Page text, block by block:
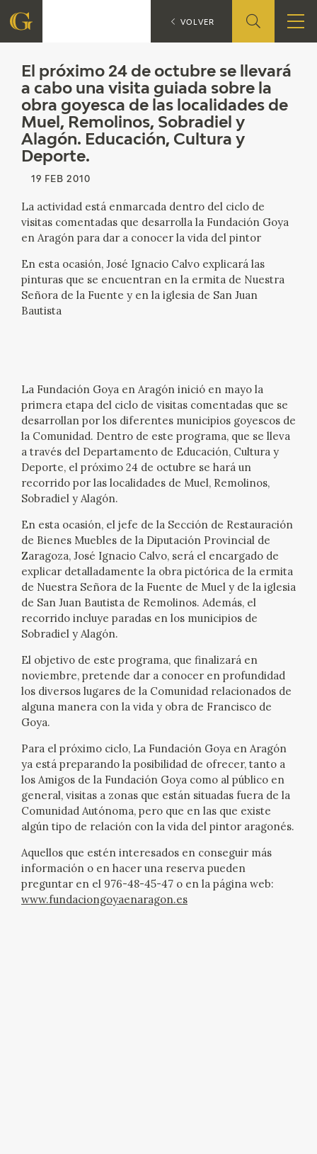
FUNDACIÓN
QUIENES SOMOS
CENTRO DE INVESTIGACIÓN Y DOCUMENTACIÓN
ACCIÓN CORPORATIVA
SEDE
CONTACTO
PROGRAMACIÓN
SALA DE PRENSA
BLOG CUADERNO ITALIANO
CRONOLOGÍA
EL VIAJE DE GOYA
CATÁLOGO
GOYA EN EL MUNDO
GOYA EN ARAGÓN
PREMIO ARAGÓN GOYA
EDICIONES
TIENDA
El próximo 24 de octubre se llevará
a cabo una visita guiada sobre la
obra goyesca de las localidades de
Muel, Remolinos, Sobradiel y
Alagón. Educación, Cultura y
Deporte.
19 FEB 2010
La actividad está enmarcada dentro del ciclo de
visitas comentadas que desarrolla la Fundación Goya
en Aragón para dar a conocer la vida del pintor
En esta ocasión, José Ignacio Calvo explicará las
pinturas que se encuentran en la ermita de Nuestra
Señora de la Fuente y en la iglesia de San Juan
Bautista
La Fundación Goya en Aragón inició en mayo la
primera etapa del ciclo de visitas comentadas que se
desarrollan por los diferentes municipios goyescos de
la Comunidad. Dentro de este programa, que se lleva
a través del Departamento de Educación, Cultura y
Deporte, el próximo 24 de octubre se hará un
recorrido por las localidades de Muel, Remolinos,
Sobradiel y Alagón.
En esta ocasión, el jefe de la Sección de Restauración
de Bienes Muebles de la Diputación Provincial de
Zaragoza, José Ignacio Calvo, será el encargado de
explicar detalladamente la obra pictórica de la ermita
de Nuestra Señora de la Fuente de Muel y de la iglesia
de San Juan Bautista de Remolinos. Además, el
recorrido incluye paradas en los municipios de
Sobradiel y Alagón.
El objetivo de este programa, que finalizará en
noviembre, pretende dar a conocer en profundidad
los diversos lugares de la Comunidad relacionados de
alguna manera con la vida y obra de Francisco de
Goya.
Para el próximo ciclo, La Fundación Goya en Aragón
ya está preparando la posibilidad de ofrecer, tanto a
los Amigos de la Fundación Goya como al público en
general, visitas a zonas que están situadas fuera de la
Comunidad Autónoma, pero que en las que existe
algún tipo de relación con la vida del pintor aragonés.
Aquellos que estén interesados en conseguir más
información o en hacer una reserva pueden
preguntar en el 976-48-45-47 o en la página web:
www.fundaciongoyaenaragon.es
El próximo 24 de octubre se
VOLVER